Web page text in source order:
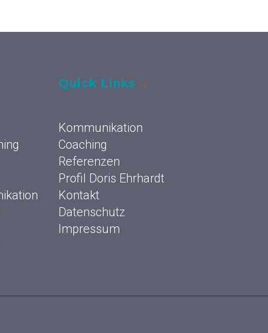
Quick Links
Kommunikation
Coaching
Referenzen
Profil Doris Ehrhardt
Kontakt
Datenschutz
Impressum